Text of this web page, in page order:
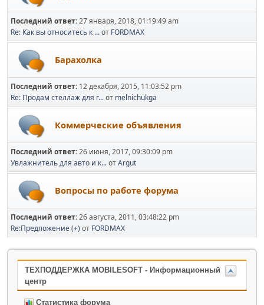
Последний ответ:27 января, 2018, 01:19:49 am
Re: Как вы относитесь к ...от FORDMAX
Барахолка
Последний ответ: 12 декабря, 2015, 11:03:52 pm
Re: Продам стеллаж для г...от melnichukga
Коммерческие объявления
Последний ответ:26 июня, 2017, 09:30:09 pm
Увлажнитель для авто и к...отArgut
Вопросы по работе форума
Последний ответ:26 августа, 2011, 03:48:22 pm
Re:Предложение (+) от FORDMAX
ТЕХПОДДЕРЖКА MOBILESOFT - Информационный
центр
Статистика форума